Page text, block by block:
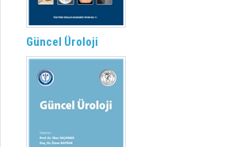
Güncel Üroloji